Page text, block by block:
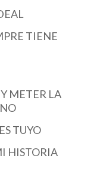
TIENE
METER LA
TUYO
HISTORIA